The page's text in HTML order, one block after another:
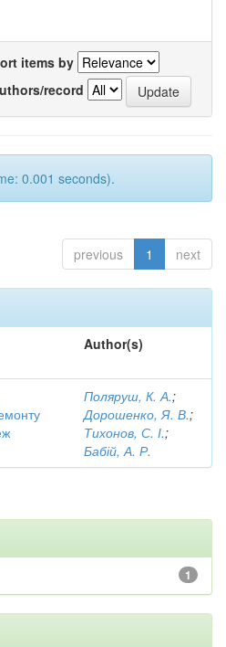
items by
record
0.001 seconds).
previous 1 next
Author(s)
Поляруш, К. А.;
Дорошенко, Я. В.;
Тихонов, С. І.;
Бабій, А. Р.
1